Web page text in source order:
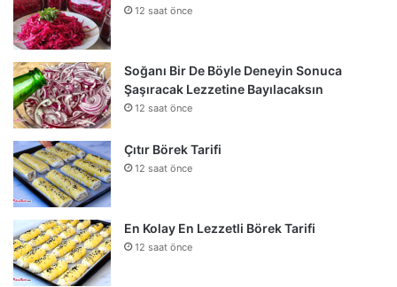
12 saat önce
Soğanı Bir De Böyle Deneyin Sonuca
Şaşıracak Lezzetine Bayılacaksın
12 saat önce
Çıtır Börek Tarifi
12 saat önce
En Kolay En Lezzetli Börek Tarifi
12 saat önce